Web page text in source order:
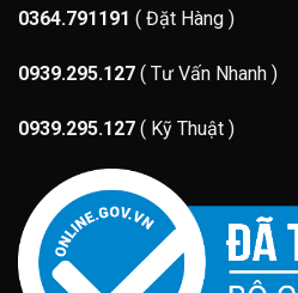
0364.791191 ( Đặt Hàng )
0939.295.127 ( Tư Vấn Nhanh )
0939.295.127 ( Kỹ Thuật )